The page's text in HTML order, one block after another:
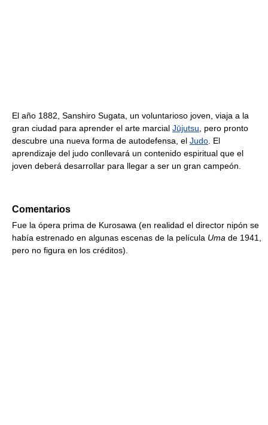
El año 1882, Sanshiro Sugata, un voluntarioso joven, viaja a la
gran ciudad para aprender el arte marcial Jūjutsu , pero pronto
descubre una nueva forma de autodefensa, el Judo . El
aprendizaje del judo conllevará un contenido espiritual que el
joven deberá desarrollar para llegar a ser un gran campeón.
Comentarios
Fue la ópera prima de Kurosawa (en realidad el director nipón se
había estrenado en algunas escenas de la película Uma de 1941,
pero no figura en los créditos).